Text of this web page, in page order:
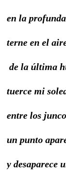
en la
terne en el
de la última
tuerce mi
entre los
un punto
y desaparece